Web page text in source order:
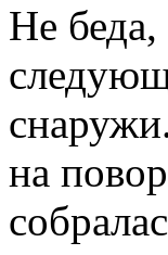
Не беда,
на